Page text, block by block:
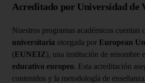
Acreditado por Universidad de
Nuestros programas académicos cuentan
universitaria otorgada por European
(EUNEIZ), una institución de renombre
educativo europeo. Esta acreditación
contenidos y la metodología de